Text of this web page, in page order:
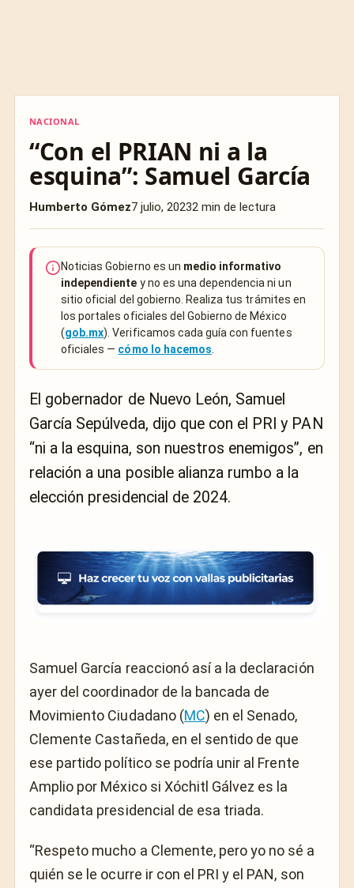
NACIONAL
“Con el PRIAN ni a la
esquina”: Samuel García
Humberto Gómez7 julio, 20232 min de lectura
Noticias Gobierno es un medio informativo
independiente y no es una dependencia ni un
sitio oficial del gobierno. Realiza tus trámites en
los portales oficiales del Gobierno de México
(gob.mx). Verificamos cada guía con fuentes
oficiales — cómo lo hacemos
El gobernador de Nuevo León, Samuel
García Sepúlveda, dijo que con el PRI y PAN
“ni a la esquina, son nuestros enemigos”, en
relación a una posible alianza rumbo a la
elección presidencial de 2024.
Samuel García reaccionó así a la declaración
ayer del coordinador de la bancada de
Movimiento Ciudadano (MC) en el Senado,
Clemente Castañeda, en el sentido de que
ese partido político se podría unir al Frente
Amplio por México si Xóchitl Gálvez es la
candidata presidencial de esa triada.
“Respeto mucho a Clemente, pero yo no sé a
quién se le ocurre ir con el PRI y el PAN, son